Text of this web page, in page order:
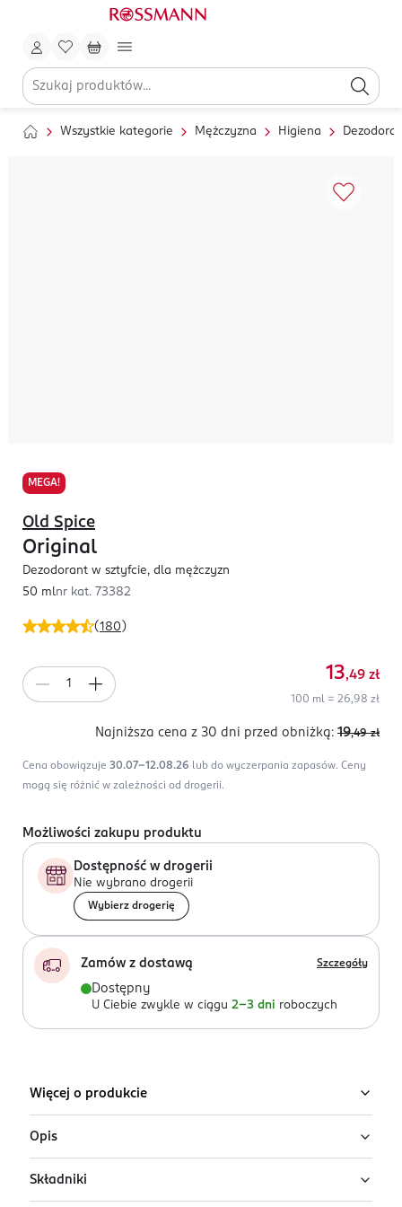
Wszystkie kategorie Mężczyzna Higiena
MEGA!
(180 )
Old Spice
Original
Dezodorant w sztyfcie, dla mężczyzn
50 mlnr kat. 73382
13,49 zł
100 ml = 26,98 zł
Najniższa cena z 30 dni przed obniżką: 19,49 zł
Cena obowiązuje 30.07-12.08.26 lub do wyczerpania zapasów. Ceny
mogą się różnić w zależności od drogerii.
Możliwości zakupu produktu
Dostępność w drogerii
Nie wybrano drogerii
Wybierz drogerię
Zamów z dostawą Szczegóły
Dostępny
U Ciebie zwykle w ciągu 2-3 dni roboczych
Więcej o produkcie
Opis
Dezodorant w sztyfcie dla mężczyzn Old
Składniki